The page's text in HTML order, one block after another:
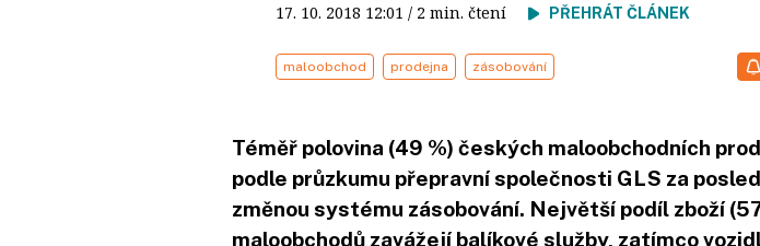
17. 10. 2018 12:01 / 2 min. čtení PŘEHRÁT ČLÁNEK
maloobchod prodejna zásobování
Téměř polovina (49 %) českých maloobchodních
podle průzkumu přepravní společnosti GLS za
změnou systému zásobování. Největší podíl zboží
maloobchodů zavážejí balíkové služby, zatímco